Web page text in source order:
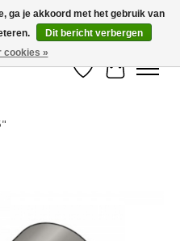
het opruwen van betonvloeren!
Verlanglijst
ga je akkoord met het gebruik van
Dit bericht verbergen
cookies »